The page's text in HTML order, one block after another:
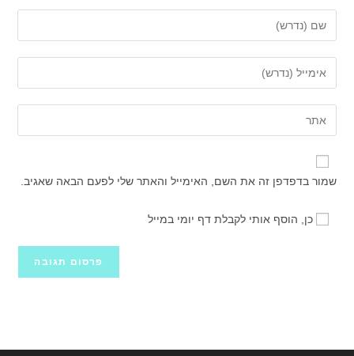
את
השם
שלך
שם
משתמש
כדי
להגיב
את
כתובת
דואר
שלך
כדי
את
כתובת
שלך
שמור בדפדפן זה את השם, האימייל והאתר שלי לפעם הבאה שאגיב.
כן, הוסף אותי לקבלת דף יומי במייל